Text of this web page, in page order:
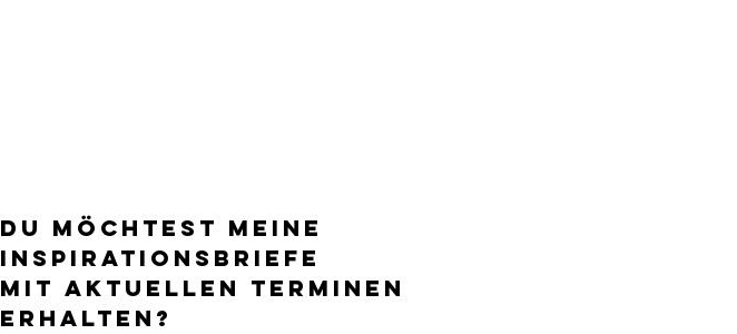
DU MÖCHTEST MEINE
INSPIRATIONSBRIEFE
MIT AKTUELLEN TERMINEN
ERHALTEN?